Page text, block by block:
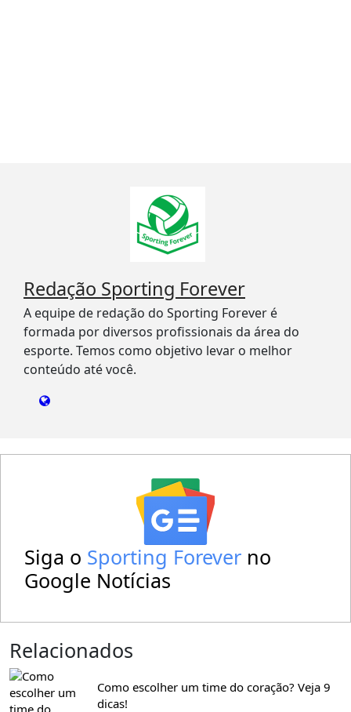
Redação Sporting Forever
A equipe de redação do Sporting Forever é
formada por diversos profissionais da área do
esporte. Temos como objetivo levar o melhor
conteúdo até você.
Siga o Sporting Forever no
Google Notícias
Relacionados
Como escolher um time do coração? Veja 9
dicas!